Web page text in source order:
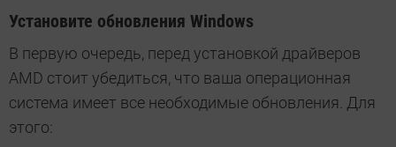
Установите обновления Windows
В первую очередь, перед установкой драйверов
AMD стоит убедиться, что ваша операционная
система имеет все необходимые обновления. Для
этого: